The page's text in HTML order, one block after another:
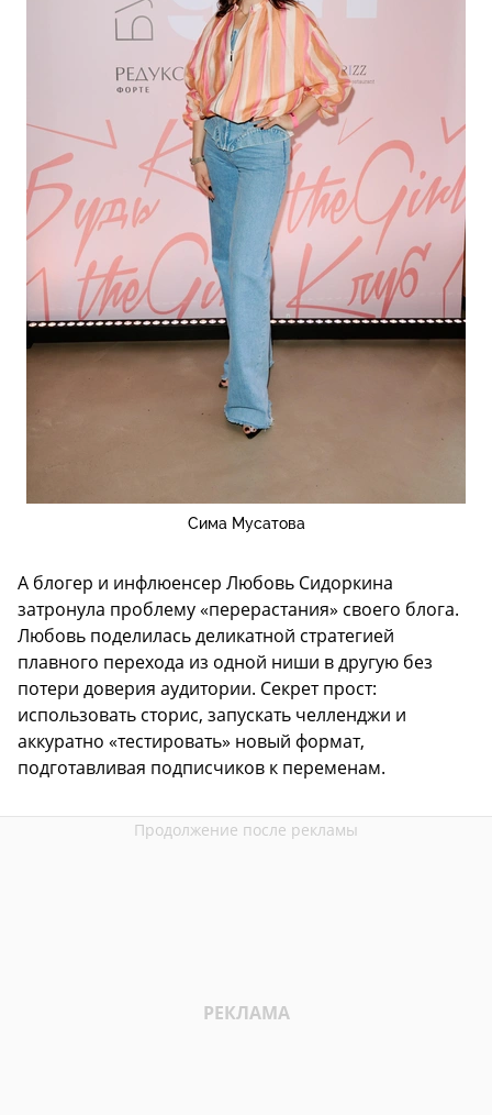
Сима Мусатова
А блогер и инфлюенсер Любовь Сидоркина
затронула проблему «перерастания» своего блога.
Любовь поделилась деликатной стратегией
плавного перехода из одной ниши в другую без
потери доверия аудитории. Секрет прост:
использовать сторис, запускать челленджи и
аккуратно «тестировать» новый формат,
подготавливая подписчиков к переменам.